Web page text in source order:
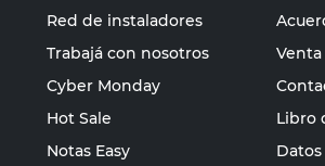
Red de instaladores
Trabajá con nosotros
Cyber Monday
Hot Sale
Notas Easy
Libro